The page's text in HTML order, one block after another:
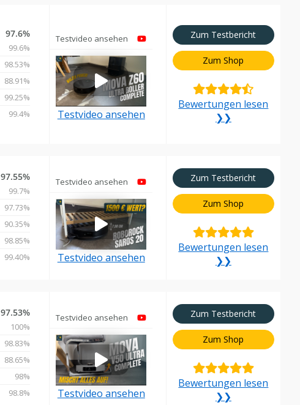
97.6%
99.6%
98.53%
88.91%
99.25%
99.4%
Testvideo ansehen
Testvideo ansehen
Zum Testbericht
Zum Shop
Bewertungen lesen
❯❯
97.55%
99.7%
97.73%
90.35%
98.85%
99.40%
Testvideo ansehen
Testvideo ansehen
Zum Testbericht
Zum Shop
Bewertungen lesen
❯❯
97.53%
100%
98.83%
88.65%
98%
98.8%
Testvideo ansehen
Testvideo ansehen
Zum Testbericht
Zum Shop
Bewertungen lesen
❯❯